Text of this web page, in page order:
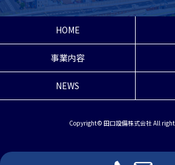
HOME
事業内容
NEWS
Copyright© 田口設備株式会社 All